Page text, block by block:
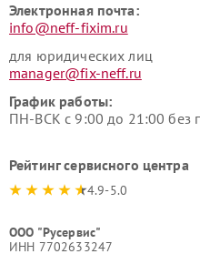
Электронная почта:
info@neff-fixim.ru
для юридических лиц
manager@fix-neff.ru
График работы:
ПН-ВСК с 9:00 до 21:00 без
Рейтинг сервисного центра
4.9-5.0
ООО "Русервис"
ИНН 7702633247